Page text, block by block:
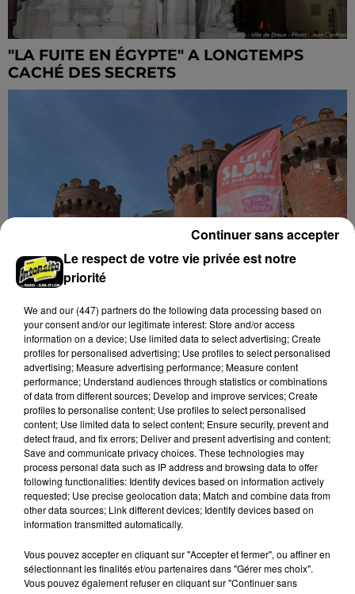
"LA FUITE EN ÉGYPTE" A LONGTEMPS
CACHÉ DES SECRETS
🔊 LE ROI HENRI IV REPREND VIE EN EURE-
ET-LOIR
Le respect de votre vie privée est notre
priorité
We and our (447) partnersdo the following data processing based on
your consent and/or our legitimate interest: Store and/or access
information on a device; Use limited data to select advertising; Create
profiles for personalised advertising; Use profiles to select personalised
advertising; Measure advertising performance; Measure content
performance; Understand audiences through statistics or combinations
of data from different sources; Develop and improve services; Create
profiles to personalise content; Use profiles to select personalised
content; Use limited data to select content; Ensure security, prevent and
detect fraud, and fix errors; Deliver and present advertising and content;
Save and communicate privacy choices. These technologies may
process personal data such as IP address and browsing data to offer
following functionalities: Identify devices based on information actively
requested; Use precise geolocation data; Match and combine data from
other data sources; Link different devices; Identify devices based on
information transmitted automatically.
Vous pouvez accepter en cliquant sur "Accepter et fermer", ou affiner en
sélectionnant les finalités et/ou partenaires dans "Gérer mes choix".
Vous pouvez également refuser en cliquant sur "Continuer sans
Continuer sans accepter